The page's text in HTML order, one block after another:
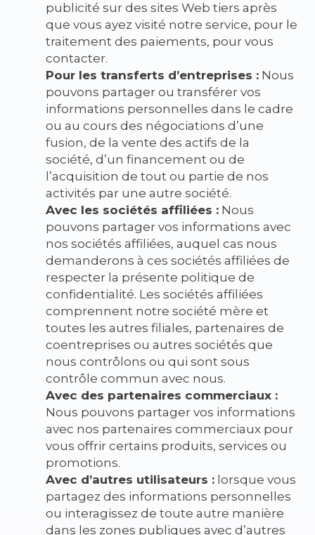
publicité sur des sites Web tiers après
que vous ayez visité notre service, pour le
traitement des paiements, pour vous
contacter.
Pour les transferts d’entreprises : Nous
pouvons partager ou transférer vos
informations personnelles dans le cadre
ou au cours des négociations d’une
fusion, de la vente des actifs de la
société, d’un financement ou de
l’acquisition de tout ou partie de nos
activités par une autre société.
Avec les sociétés affiliées : Nous
pouvons partager vos informations avec
nos sociétés affiliées, auquel cas nous
demanderons à ces sociétés affiliées de
respecter la présente politique de
confidentialité. Les sociétés affiliées
comprennent notre société mère et
toutes les autres filiales, partenaires de
coentreprises ou autres sociétés que
nous contrôlons ou qui sont sous
contrôle commun avec nous.
Avec des partenaires commerciaux :
Nous pouvons partager vos informations
avec nos partenaires commerciaux pour
vous offrir certains produits, services ou
promotions.
Avec d’autres utilisateurs : lorsque vous
partagez des informations personnelles
ou interagissez de toute autre manière
dans les zones publiques avec d’autres